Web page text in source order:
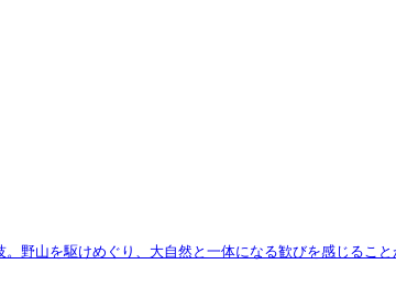
野山を駆けめぐり、大自然と一体になる歓びを感じるこ